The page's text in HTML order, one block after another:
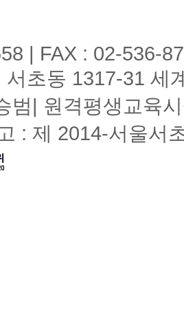
| FAX : 02-536-
서초동 1317-31 세
범| 원격평생교육
: 제 2014-서울서